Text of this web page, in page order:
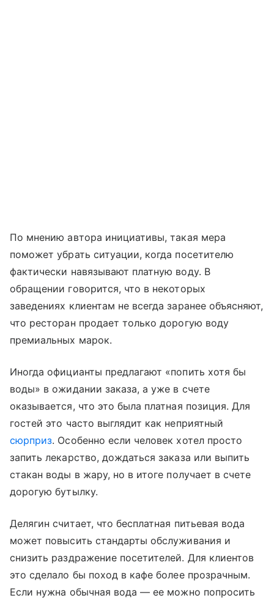
По мнению автора инициативы, такая мера
поможет убрать ситуации, когда посетителю
фактически навязывают платную воду. В
обращении говорится, что в некоторых
заведениях клиентам не всегда заранее объясняют,
что ресторан продает только дорогую воду
премиальных марок.
Иногда официанты предлагают «попить хотя бы
воды» в ожидании заказа, а уже в счете
оказывается, что это была платная позиция. Для
гостей это часто выглядит как неприятный
сюрприз. Особенно если человек хотел просто
запить лекарство, дождаться заказа или выпить
стакан воды в жару, но в итоге получает в счете
дорогую бутылку.
Делягин считает, что бесплатная питьевая вода
может повысить стандарты обслуживания и
снизить раздражение посетителей. Для клиентов
это сделало бы поход в кафе более прозрачным.
Если нужна обычная вода — ее можно попросить